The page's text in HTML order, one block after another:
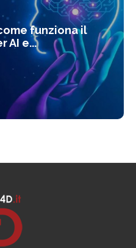
funziona il
AI e...